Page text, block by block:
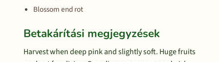
Blossom end rot
Betakárítási megjegyzések
Harvest when deep pink and slightly soft. Huge fruits